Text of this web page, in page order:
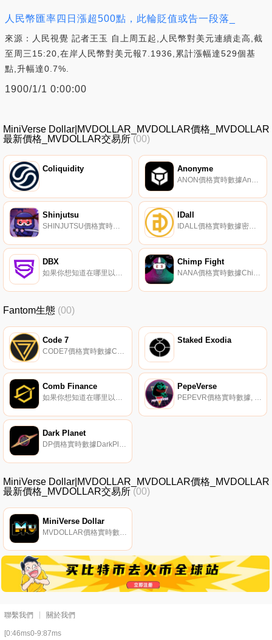
人民幣匯率四日漲超500點，此輪貶值或告一段落_
來源：人民視覺 記者王玉 自上周五起,人民幣對美元連續走高,截
至周三15:20,在岸人民幣對美元報7.1936,累計漲幅達529個基
點,升幅達0.7%.
1900/1/1 0:00:00
MiniVerse Dollar|MVDOLLAR_MVDOLLAR價格_MVDOLLAR
最新價格_MVDOLLAR交易所 (00)
Coliquidity Anonyme
Shinjutsu
SHINJUTSU價格實時數據Shinjutsu是一種具有DeFi、NFT和多鏈兼容性的通縮代幣。它的目標是用柔術Dex提供一個更安全的空間。它還允許耕種和下注以獎勵持有者.
IDall
IDALL價格實時數據密碼在互聯網和區塊鏈上無處不在。IDall通過PASSCON和區塊鏈解決了ID和密碼的黑客問題。PASSCON是一種簡單而安全的身份驗證安全技術。如果你安裝了IDall應用程序,你可以用一個DID登錄任何地方,而不用擔心黑客攻擊.
DBX
如果你想知道在哪里以當前價格購買DBX,目前交易{DBX]股票的頂級加密貨幣交易所是LBank、BitMart、BitForex和ProBit Global。您可以在我們的加密貨幣交易所頁面上找到其他列表。DBX是一個全球生態系統,也是一個擁有自己的區塊鏈的平臺,用于標記資產.
Chimp Fight
NANA價格實時數據Chimp Fight是一款基于索拉納區塊鏈的生成性NFT游戲。玩家將能夠定制他們的黑猩猩戰士藝術,以反映他們的策略和風格,還可以裝備物品,消耗特質能量,并挑戰他們的同伴,以永遠記錄在區塊鏈上的結果進行戰斗。戰斗發展的幾個階段正在進行中,從2D文本戰斗到全VR交互.
Fantom生態 (00)
Code 7 Staked Exodia
Comb Finance
如果你想知道在哪里以當前價格購買Comb Finance,目前交易{Comb Finance]股票的頂級加密貨幣交易所是Beethoven X（Fantom）。您可以在我們的加密貨幣交易所頁面上找到其他列表.
PepeVerse
PEPEVR價格實時數據, 首次玩2學習跨鏈MetaVerse VR游戲。與朋友一起探索PepeVerse,定制你的角色,打造你的公寓,獲得exp和crypto！身臨其境的游戲環境,可定制的角色和公寓。該代幣在游戲中用作貨幣,也用于購買允許完全擁有游戲物品的NFT.
Dark Planet
DP價格實時數據DarkPlanet是一款基于宇宙探索的黑暗森林法則的獨立區塊鏈游戲。該游戲基于Fantom（其他鏈稍后將擴展）,并且該游戲集成了Andre Cronje的Rarity合同。玩家可以使用他們獲得的稀有英雄角色來占領這個星球。游戲設置了各種游戲屬性,如冒險、探索和生存策略.
MiniVerse Dollar|MVDOLLAR_MVDOLLAR價格_MVDOLLAR
最新價格_MVDOLLAR交易所 (00)
MiniVerse Dollar
MVDOLLAR價格實時數據"；MiniVerse Dollar是Fantom Opera Network上的一種高收益算法穩定幣.
聯繫我們 關於我們
[0:46ms0-9:87ms